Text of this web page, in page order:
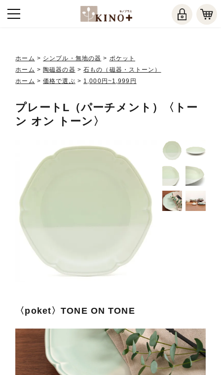
ホーム > シンプル・無地の器 > ポケット
ホーム > 陶磁器の器 >石もの（磁器・ストーン）
ホーム >価格で選ぶ > 1,000円~1,999円
プレートL（パーチメント）〈トー
ン オン トーン〉
〈poket〉TONE ON TONE